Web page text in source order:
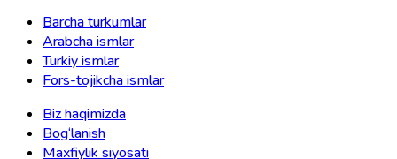
Barcha turkumlar
Arabcha ismlar
Turkiy ismlar
Fors-tojikcha ismlar
Biz haqimizda
Bog‘lanish
Maxfiylik siyosati